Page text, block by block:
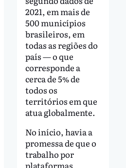
2021, em mais de
500 municípios
brasileiros, em
todas as regiões do
país — o que
corresponde a
cerca de 5% de
todos os
territórios em que
atua globalmente.
No início, havia a
promessa de que o
trabalho por
plataformas